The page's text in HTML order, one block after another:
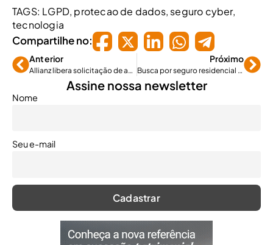
TAGS: LGPD, protecao de dados, seguro cyber,
tecnologia
Compartilhe no:
Anterior
Allianz libera solicitação de assistência 24h via WhatsApp
Próximo
Busca por seguro residencial cresce 28,4% no Ceará
Assine nossa newsletter
Nome
Seu e-mail